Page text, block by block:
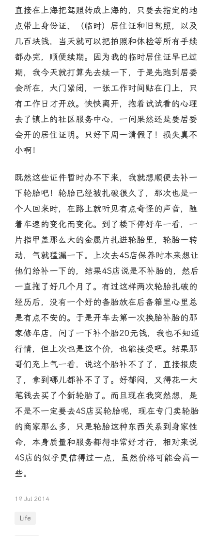
直接在上海把驾照转成上海的，只要去指定的地
点带上身份证、（临时）居住证和旧驾照，以及
几百块钱，当天就可以把拍照和体检等所有手续
都办完，顺便续期。因为我的临时居住证早已过
期，我今天就打算先去续一下，于是先跑到居委
会所在，大门紧闭，一张工作时间贴在门上，只
有工作日才开放。怏怏离开，抱着试试看的心理
去了镇上的社区服务中心，一问果然还是要居委
会开的居住证明。只好下周一请假了！损失真不
小啊！
既然这些证件暂时办不下来，我就想顺便去补一
下轮胎吧！轮胎已经被扎破很久了，那次也是一
个人回来时，在路上就听见有点奇怪的声音，随
着车速的变化而变化。到了楼下停好车一看，一
片指甲盖那么大的金属片扎进轮胎里，轮胎一转
动，气就猛漏一下。上次去4S店保养时本来想让
他们给补一下的，结果4S店说是不补胎的，然后
一直拖了好几个月了。有过这样两次轮胎扎破的
经历后，没有一个好的备胎放在后备箱里心里总
是有点不安的。于是开车去第一次换胎补胎的那
家修车店，问了一下补个胎20元钱，我也不知道
行情，但上次也是这个价，也能接受吧。结果那
哥们充上气一看，说这个胎补不了了，直接报废
了，拿到哪儿都补不了了。好郁闷，又得花一大
笔钱去买了个新轮胎了。而且现在我突然想，是
不是不一定要去4S店买轮胎呢，现在专门卖轮胎
的商家那么多，只是轮胎这种东西关系到身家性
命，本身质量和服务都得非常好才行，相对来说
4S店的似乎更信得过一点，虽然价格可能会高一
些。
19 Jul 2014
Life